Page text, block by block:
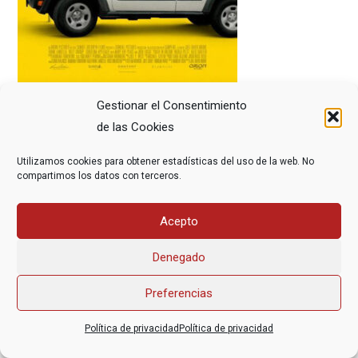
Gestionar el Consentimiento
de las Cookies
Utilizamos cookies para obtener estadísticas del uso de la web. No
compartimos los datos con terceros.
Acepto
Denegado
Preferencias
Política de privacidad Política de privacidad
informacion@derechoamorir.org